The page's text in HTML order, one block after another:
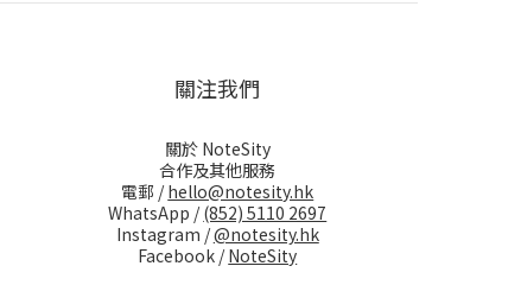
關注我們
關於 NoteSity
合作及其他服務
電郵 /hello@notesity.hk
WhatsApp /(852) 5110 2697
Instagram /@notesity.hk
Facebook /NoteSity